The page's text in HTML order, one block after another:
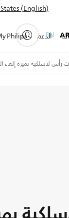
(English)
الدعم Philips EN
رأس لاسلكية بميزة إلغاء